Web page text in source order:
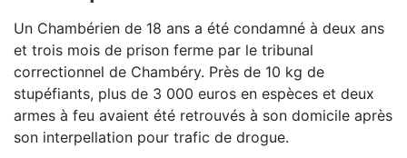
Un Chambérien de 18 ans a été condamné à deux ans
et trois mois de prison ferme par le tribunal
correctionnel de Chambéry. Près de 10 kg de
stupéfiants, plus de 3 000 euros en espèces et deux
armes à feu avaient été retrouvés à son domicile après
son interpellation pour trafic de drogue.